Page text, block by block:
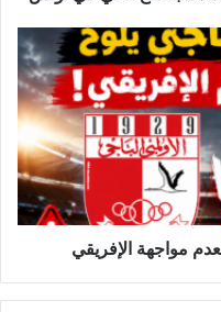
مواجهة الإفريقي